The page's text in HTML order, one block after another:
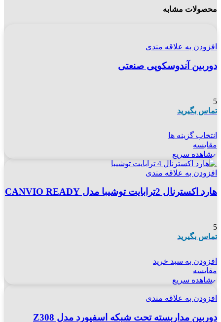
محصولات مشابه
افزودن به علاقه مندی
دوربین آندوسکوپی صنعتی
5
تماس بگیرید
انتخاب گزینه ها
مقایسه
مشاهده سریع
افزودن به علاقه مندی
هارد اکسترنال 2ترابایت توشیبا مدل CANVIO READY
5
تماس بگیرید
افزودن به سبد خرید
مقایسه
مشاهده سریع
افزودن به علاقه مندی
دوربین مداربسته تحت شبکه اسفیورد مدل Z308